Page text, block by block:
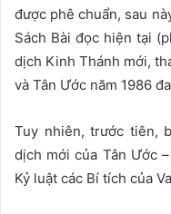
được phê chuẩn, sau
Sách Bài đọc hiện tại
dịch Kinh Thánh mới,
và Tân Ước năm 1986
Tuy nhiên, trước tiên,
dịch mới của Tân Ước
Kỷ luật các Bí tích của